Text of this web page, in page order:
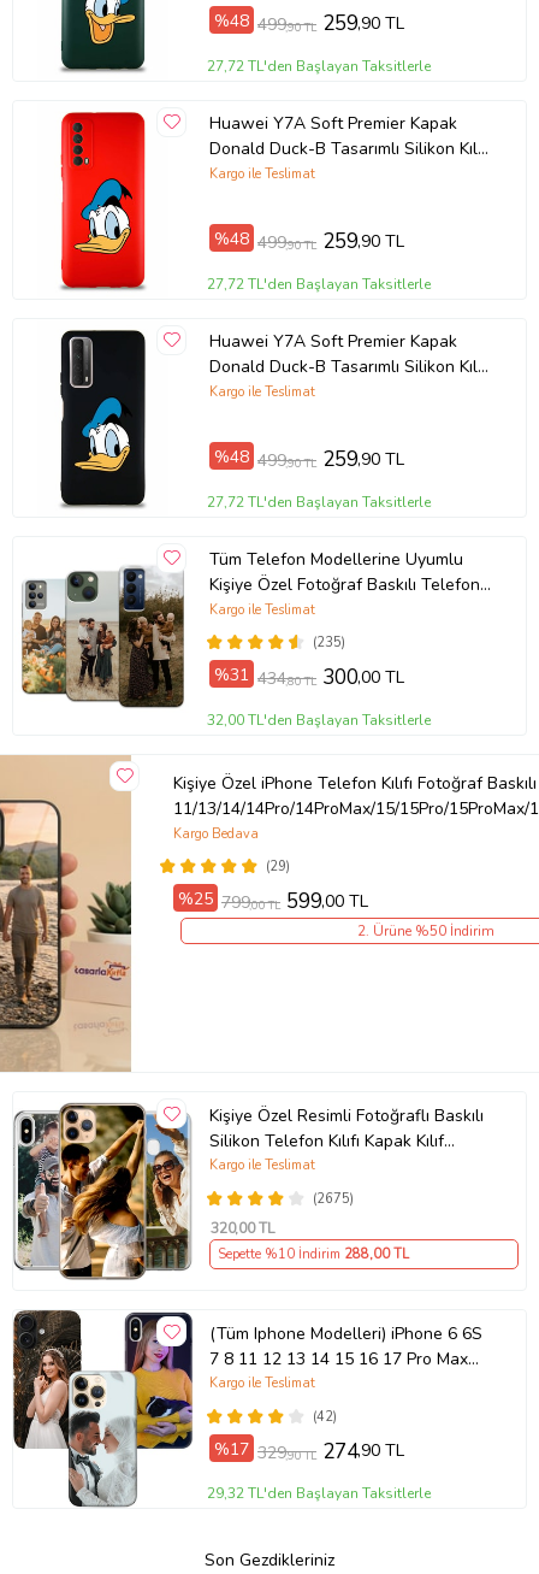
%48 499,90 TL 259,90 TL
27,72 TL'den Başlayan Taksitlerle
Huawei Y7A Soft Premier Kapak
Donald Duck-B Tasarımlı Silikon Kılıf
- Kırmızı (Şeffaf)
Kargo ile Teslimat
%48 499,90 TL 259,90 TL
27,72 TL'den Başlayan Taksitlerle
Huawei Y7A Soft Premier Kapak
Donald Duck-B Tasarımlı Silikon Kılıf
- Siyah (Şeffaf)
Kargo ile Teslimat
%48 499,90 TL 259,90 TL
27,72 TL'den Başlayan Taksitlerle
Tüm Telefon Modellerine Uyumlu
Kişiye Özel Fotoğraf Baskılı Telefon
Kılıfı
(235)
Kargo ile Teslimat
%31 434,80 TL 300,00 TL
32,00 TL'den Başlayan Taksitlerle
Kişiye Özel iPhone Telefon Kılıfı Fotoğraf Baskılı
11/13/14/14Pro/14ProMax/15/15Pro/
(29)
Kargo Bedava
%25 799,00 TL 599,00 TL
2. Ürüne %50 İndirim
Kişiye Özel Resimli Fotoğraflı Baskılı
Silikon Telefon Kılıfı Kapak Kılıf
(Telefon Modelleri Açıklamada)
(2675)
Kargo ile Teslimat
320,00 TL
Sepette %10 İndirim 288,00 TL
(Tüm Iphone Modelleri) iPhone 6 6S
7 8 11 12 13 14 15 16 17 Pro Max
Plus Mini Kişiye Özel Resimli
Fotoğraflı Kılıf(42)
Kargo ile Teslimat
%17 329,90 TL 274,90 TL
29,32 TL'den Başlayan Taksitlerle
Son Gezdikleriniz